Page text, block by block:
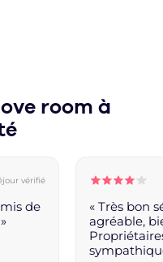
room à
vérifié
de
Évaluation
« Très bon
agréable,